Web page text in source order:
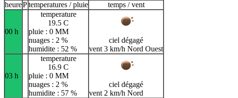
heurePtemperatures / pluie temps / vent
00 h
temperature
19.5 C
pluie : 0 MM
nuages : 2 %
humidite : 52 %
ciel dégagé
vent 3 km/h Nord Ouest
03 h
temperature
16.9 C
pluie : 0 MM
nuages : 2 %
humidite : 57 %
ciel dégagé
vent 2 km/h Nord